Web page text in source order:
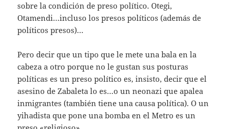
sobre la condición de preso político. Otegi,
Otamendi…incluso los presos políticos (además de
políticos presos)…
Pero decir que un tipo que le mete una bala en la
cabeza a otro porque no le gustan sus posturas
políticas es un preso político es, insisto, decir que el
asesino de Zabaleta lo es…o un neonazi que apalea
inmigrantes (también tiene una causa política). O un
yihadista que pone una bomba en el Metro es un